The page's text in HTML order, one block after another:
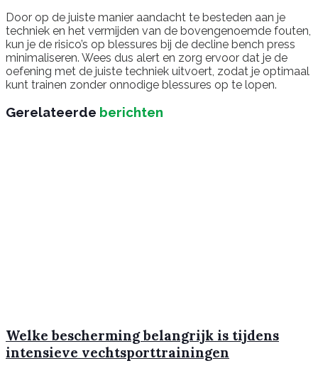
Door op de juiste manier aandacht te besteden aan je
techniek en het vermijden van de bovengenoemde fouten,
kun je de risico’s op blessures bij de decline bench press
minimaliseren. Wees dus alert en zorg ervoor dat je de
oefening met de juiste techniek uitvoert, zodat je optimaal
kunt trainen zonder onnodige blessures op te lopen.
Gerelateerde berichten
Welke bescherming belangrijk is tijdens
intensieve vechtsporttrainingen